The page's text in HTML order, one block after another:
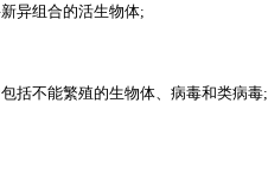
异组合的活生物体;
括不能繁殖的生物体、病毒和类病毒;